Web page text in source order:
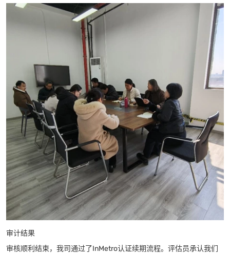
审计结果
审核顺利结束，我司通过了InMetro认证续期流程。评估员承认我们